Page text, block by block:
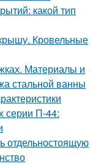
какой тип
Кровельные
Материалы и
стальной ванны
серии П-44:
отдельностоящую